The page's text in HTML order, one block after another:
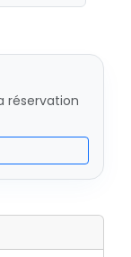
réservation